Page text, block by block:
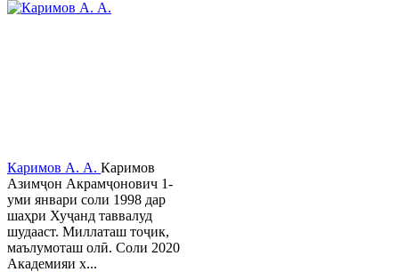
Каримов А. А. Каримов
Азимҷон Акрамҷонович 1-
уми январи соли 1998 дар
шаҳри Хуҷанд таввалуд
шудааст. Миллаташ тоҷик,
маълумоташ олӣ. Соли 2020
Академияи х...